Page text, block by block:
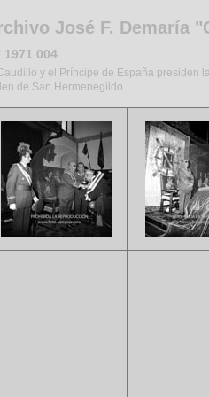
José F. Demaría
1971 004
y el Príncipe de España presiden
de San Hermenegildo.